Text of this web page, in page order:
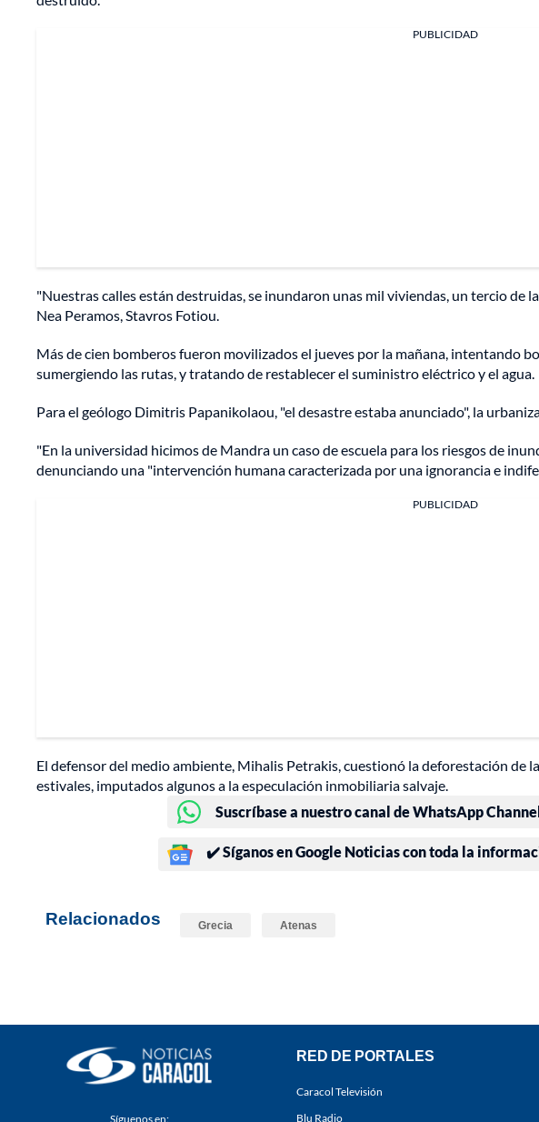
PUBLICIDAD
"Nuestras calles están destruidas, se inundaron unas mil viviendas, un tercio de
Nea Peramos, Stavros Fotiou.
Más de cien bomberos fueron movilizados el jueves por la mañana, intentando
sumergiendo las rutas, y tratando de restablecer el suministro eléctrico y el agua.
Para el geólogo Dimitris Papanikolaou, "el desastre estaba anunciado", la
"En la universidad hicimos de Mandra un caso de escuela para los riesgos de
denunciando una "intervención humana caracterizada por una ignorancia e
PUBLICIDAD
El defensor del medio ambiente, Mihalis Petrakis, cuestionó la deforestación de
estivales, imputados algunos a la especulación inmobiliaria salvaje.
Suscríbase a nuestro canal de WhatsApp
✔️ Síganos en Google Noticias con toda la
Relacionados Grecia Atenas
Síguenos en:
RED DE PORTALES
Caracol Televisión
Blu Radio